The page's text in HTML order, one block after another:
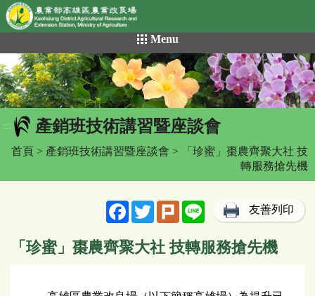
網頁置頂
到
主
要
內
容
區
Menu
::: 產銷班技術講習暨座談會
首頁 > 產銷班技術講習暨座談會 > 「珍蜜」棗農齊聚大社 技
轉服務搶先機
FacebookTwitterPlurk Line 友善列印
「珍蜜」棗農齊聚大社 技轉服務搶先機